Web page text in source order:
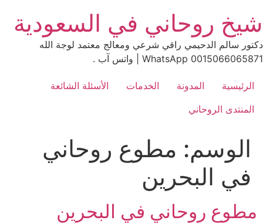
to
content
شيخ روحاني في السعودية
دكتور سالم الدحيمي راقي شرعي ومعالج معتمد لوجة الله
0015066065871 WhatsApp | واتس آب .
الرئيسية المدونة الخدمات
الأسئلة الشائعة
المنتدى الروحاني
الوسم: مطوع روحاني
في البحرين
مطوع روحاني في البحرين